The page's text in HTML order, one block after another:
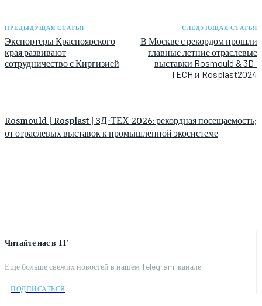
Читайте нас в ТГ
Еще больше свежих новостей в нашем Telegram-канале.
ПОДПИСАТЬСЯ
ПРЕДЫДУЩАЯ СТАТЬЯ
Экспортеры Красноярского
края развивают
сотрудничество с Киргизией
СЛЕДУЮЩАЯ СТАТЬЯ
В Москве с рекордом прошли
главные летние отраслевые
выставки Rosmould & 3D-
TECH и Rosplast2024
Rosmould | Rosplast | 3Д-ТЕХ 2026: рекордная посещаемость;
от отраслевых выставок к промышленной экосистеме